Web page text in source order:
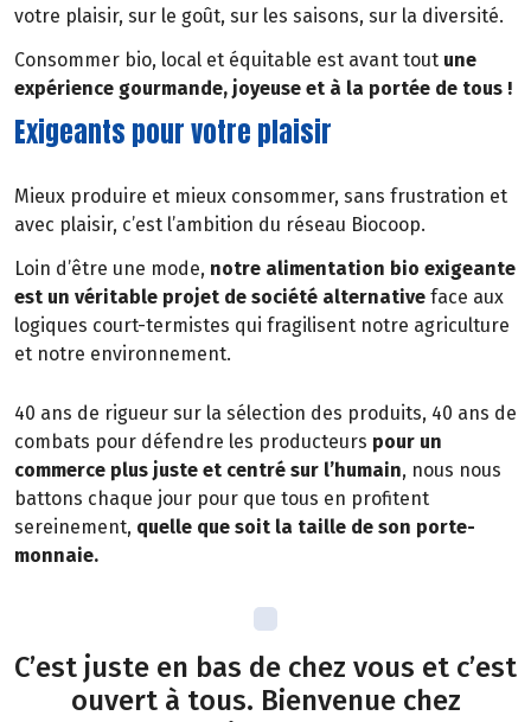
votre plaisir, sur le goût, sur les saisons, sur la diversité.
Consommer bio, local et équitable est avant tout une
expérience gourmande, joyeuse et à la portée de tous !
Exigeants pour votre plaisir
Mieux produire et mieux consommer, sans frustration et
avec plaisir, c’est l’ambition du réseau Biocoop.
Loin d’être une mode, notre alimentation bio exigeante
est un véritable projet de société alternative face aux
logiques court-termistes qui fragilisent notre agriculture
et notre environnement.
40 ans de rigueur sur la sélection des produits, 40 ans de
combats pour défendre les producteurs pour un
commerce plus juste et centré sur l’humain, nous nous
battons chaque jour pour que tous en profitent
sereinement, quelle que soit la taille de son porte-
monnaie.
C’est juste en bas de chez vous et c’est
ouvert à tous. Bienvenue chez